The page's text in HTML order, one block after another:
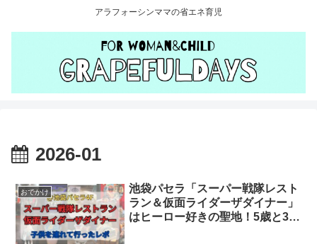
アラフォーシンママの省エネ育児
2026-01
おでかけ
池袋パセラ「スーパー戦隊レスト
ラン＆仮面ライダーザダイナー」
はヒーロー好きの聖地！5歳と3歳